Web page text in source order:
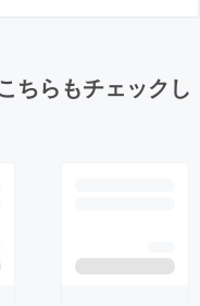
ちらもチェックし